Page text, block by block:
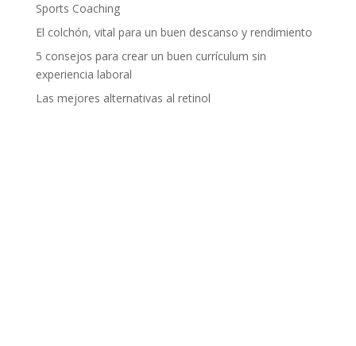
Sports Coaching
El colchón, vital para un buen descanso y rendimiento
5 consejos para crear un buen currículum sin
experiencia laboral
Las mejores alternativas al retinol